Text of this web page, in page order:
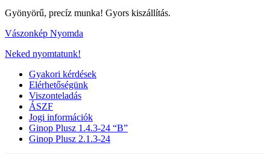
Gyönyörű, precíz munka! Gyors kiszállítás.
Vászonkép Nyomda
Neked nyomtatunk!
Gyakori kérdések
Elérhetőségünk
Viszonteladás
ÁSZF
Jogi információk
Ginop Plusz 1.4.3-24 “B”
Ginop Plusz 2.1.3-24